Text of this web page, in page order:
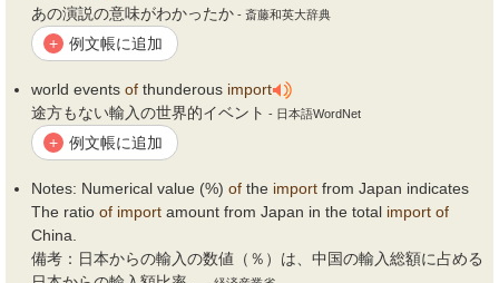
あの演説の意味がわかったか - 斎藤和英大辞典
+ 例文帳に追加
world events of thunderous import
途方もない輸入の世界的イベント - 日本語WordNet
+ 例文帳に追加
Notes: Numerical value (%) of the import from Japan indicates
The ratio of import amount from Japan in the total import of
China.
備考：日本からの輸入の数値（％）は、中国の輸入総額に占める